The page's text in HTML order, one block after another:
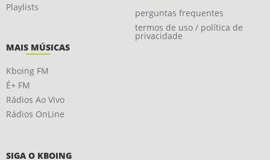
Playlists
perguntas frequentes
termos de uso / política de
privacidade
MAIS MÚSICAS
Kboing FM
É+ FM
Rádios Ao Vivo
Rádios OnLine
SIGA O KBOING